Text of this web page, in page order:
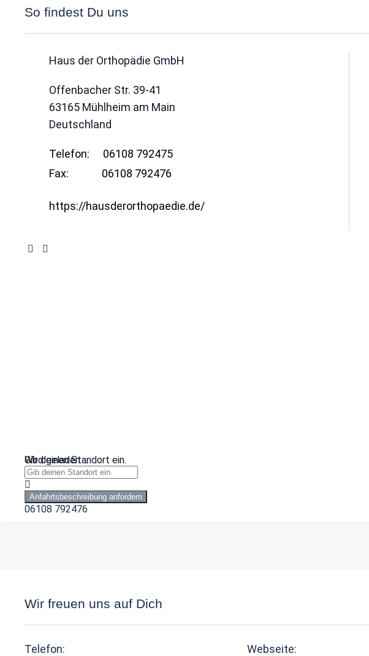
So findest Du uns
Haus der Orthopädie GmbH
Offenbacher Str. 39-41
63165 Mühlheim am Main
Deutschland
Telefon:
06108 792475
Fax:
06108 792476
https://hausderorthopaedie.de/
Wird geladen …
Gib deinen Standort ein.
Anfahrtsbeschreibung anfordern
06108 792476
Wir freuen uns auf Dich
Telefon: Webseite: